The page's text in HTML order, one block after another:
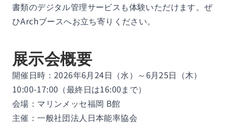
書類のデジタル管理サービスも体験いただけます。ぜ
ひArchブースへお立ち寄りください。
展示会概要
開催日時：2026年6月24日（水）～6月25日（木）
10:00-17:00（最終日は16:00まで）
会場：マリンメッセ福岡 B館
主催：一般社団法人日本能率協会